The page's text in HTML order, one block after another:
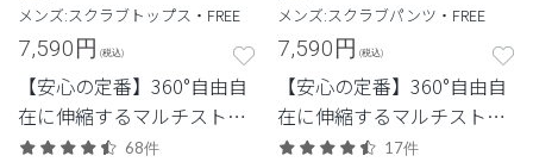
メンズ:スクラブトップス・FREE
7,590円 (税込)
【安心の定番】360°自由自
在に伸縮するマルチストレ
ッチ素材を使用した定番・
68件
メンズ:スクラブパンツ・FREE
7,590円 (税込)
【安心の定番】360°自由自
在に伸縮するマルチストレ
ッチ素材を使用した定番・
17件